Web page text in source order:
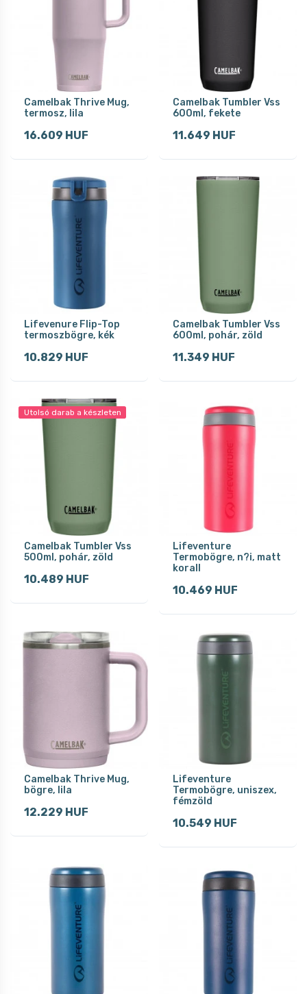
Camelbak Thrive Mug,
termosz, lila
16.609 HUF
Camelbak Tumbler Vss
600ml, fekete
11.649 HUF
Lifevenure Flip-Top
termoszbögre, kék
10.829 HUF
Camelbak Tumbler Vss
600ml, pohár, zöld
11.349 HUF
Utolsó darab a készleten
Camelbak Tumbler Vss
500ml, pohár, zöld
10.489 HUF
Lifeventure
Termobögre, n?i, matt
korall
10.469 HUF
Camelbak Thrive Mug,
bögre, lila
12.229 HUF
Lifeventure
Termobögre, uniszex,
fémzöld
10.549 HUF